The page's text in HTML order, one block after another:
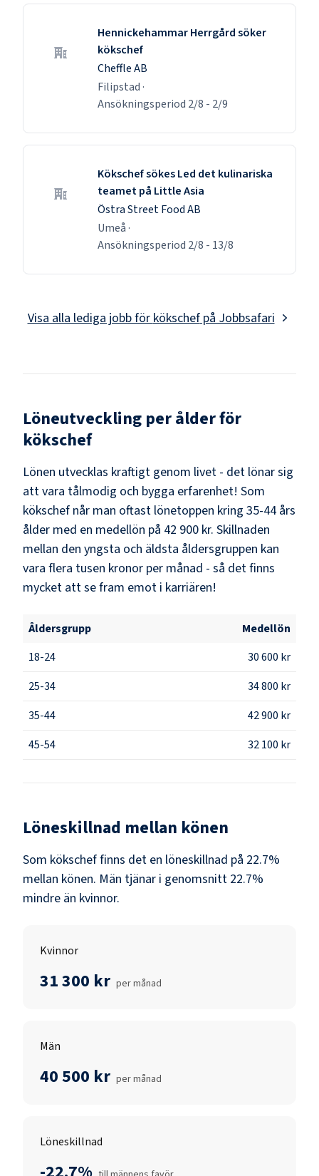
Hennickehammar Herrgård söker
kökschef
Cheffle AB
Filipstad ·
Ansökningsperiod 2/8 - 2/9
Kökschef sökes Led det kulinariska
teamet på Little Asia
Östra Street Food AB
Umeå ·
Ansökningsperiod 2/8 - 13/8
Visa alla lediga jobb för kökschefpå Jobbsafari
Löneutveckling per ålder för
kökschef
Lönen utvecklas kraftigt genom livet - det lönar sig
att vara tålmodig och bygga erfarenhet! Som
kökschef når man oftast lönetoppen kring 35-44 års
ålder med en medellön på 42 900 kr. Skillnaden
mellan den yngsta och äldsta åldersgruppen kan
vara flera tusen kronor per månad - så det finns
mycket att se fram emot i karriären!
Åldersgrupp
Medellön
18-24
30 600 kr
25-34
34 800 kr
35-44
42 900 kr
45-54
32 100 kr
Löneskillnad mellan könen
Som kökscheffinns det en löneskillnad på 22.7%
mellan könen. Män tjänar i genomsnitt 22.7%
mindre än kvinnor.
Kvinnor
31 300 kr per månad
Män
40 500 kr per månad
Löneskillnad